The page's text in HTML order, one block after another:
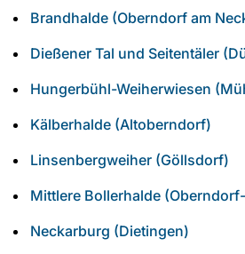
Brandhalde (Oberndorf am
Dießener Tal und Seitentäler
Hungerbühl-Weiherwiesen
Kälberhalde (Altoberndorf)
Linsenbergweiher (Göllsdorf)
Mittlere Bollerhalde
Neckarburg (Dietingen)